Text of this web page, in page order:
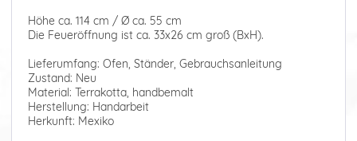
Höhe ca. 114 cm / Ø ca. 55 cm
Die Feueröffnung ist ca. 33x26 cm groß (BxH).
Lieferumfang: Ofen, Ständer, Gebrauchsanleitung
Zustand: Neu
Material: Terrakotta, handbemalt
Herstellung: Handarbeit
Herkunft: Mexiko